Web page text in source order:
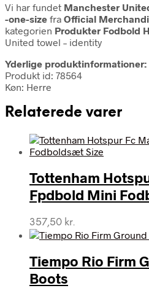
Vi har fundet Manchester
-one-size fra Official
kategorien Produkter Fodbold
United towel – identity
Yderlige produktinformationer:
Produkt id: 78564
Køn: Herre
Relaterede varer
Tottenham
Fpdbold Mini
357,50 kr.
Tiempo Rio Firm
Boots